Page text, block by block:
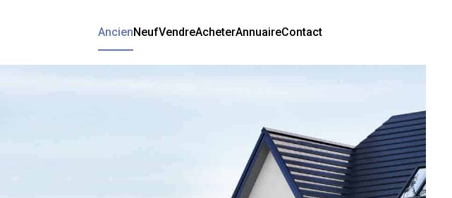
AncienNeufVendreAcheterAnnuaireContact